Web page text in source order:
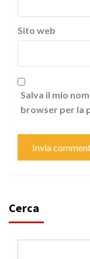
Sito web
Salva il mio
browser per la
Cerca